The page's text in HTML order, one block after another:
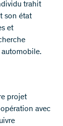
trahit
son état
et
projet
avec